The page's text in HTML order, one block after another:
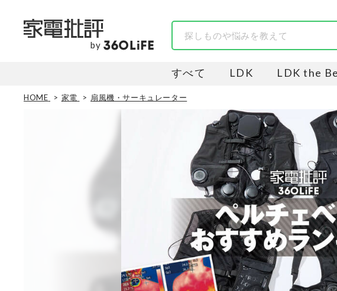
by
すべて LDK LDK the
HOME 家電 扇風機・サーキュレーター